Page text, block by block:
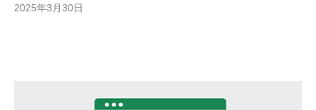
析有以下几个理由： 高速连接：韩国CN2服务器提供高带宽和低
2025年3月30日